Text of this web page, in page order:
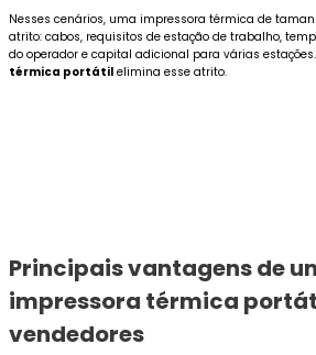
Nesses cenários, uma impressora térmica de
atrito: cabos, requisitos de estação de trabalho,
do operador e capital adicional para várias
térmica portátil elimina esse atrito.
Principais vantagens de
impressora térmica
vendedores